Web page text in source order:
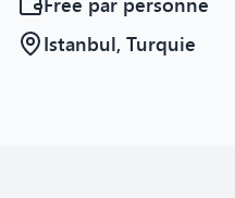
Istanbul, Turquie